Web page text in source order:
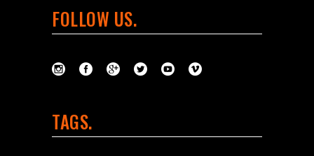
FOLLOW US
TAGS